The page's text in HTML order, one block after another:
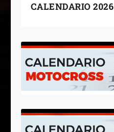
CALENDARIO 2026